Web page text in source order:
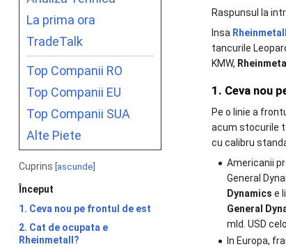
La prima ora
TradeTalk
Top Companii RO
Top Companii EU
Top Companii SUA
Alte Piete
Cuprins ascunde
Început
1. Ceva nou pe frontul de est
2. Cat de ocupata e
Rheinmetall?
Raspunsul la
Insa Rheinmetall
tancurile
KMW, Rheinmetall
1. Ceva nou
Pe o linie a
acum stocurile
cu calibru
Americanii
General
Dynamics e
General
mld. USD
In Europa,